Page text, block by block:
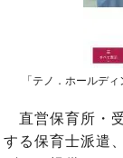
「テノ．ホールデ
直営保育所・
する保育士派遣